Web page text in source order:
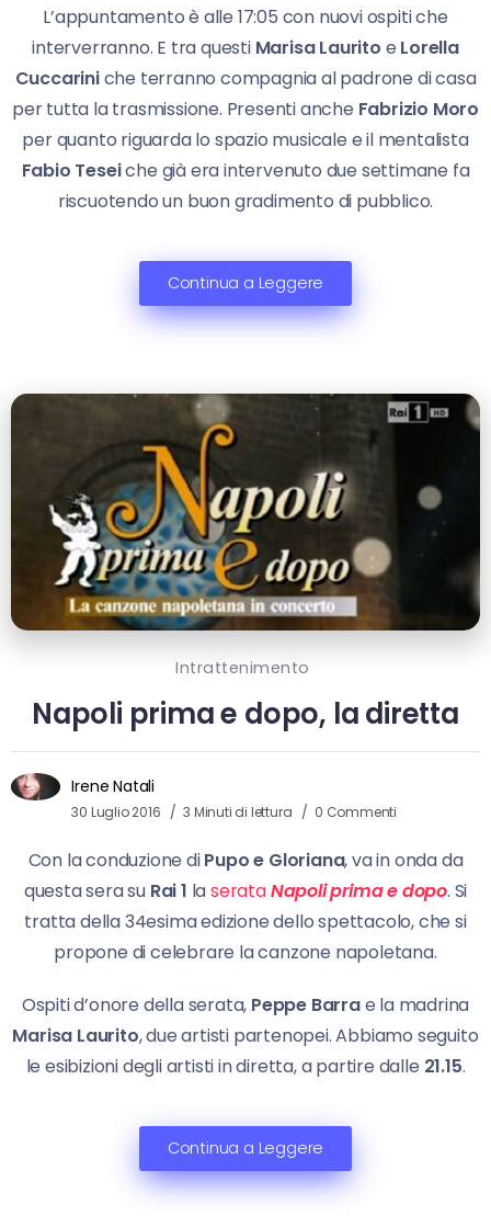
L’appuntamento è alle 17:05 con nuovi ospiti che
interverranno. E tra questi Marisa Laurito e Lorella
Cuccariniche terranno compagnia al padrone di casa
per tutta la trasmissione. Presenti anche Fabrizio Moro
per quanto riguarda lo spazio musicale e il mentalista
Fabio Teseiche già era intervenuto due settimane fa
riscuotendo un buon gradimento di pubblico.
Continua a Leggere
Intrattenimento
Napoli prima e dopo, la diretta
Irene Natali
30 Luglio 2016 3 Minuti di lettura 0 Commenti
Con la conduzione diPupo e Gloriana, va in onda da
questa sera su Rai 1 laserataNapoli prima e dopo. Si
tratta della 34esima edizione dello spettacolo, che si
propone di celebrare la canzone napoletana.
Ospiti d’onore della serata, Peppe Barrae la madrina
Marisa Laurito, due artisti partenopei. Abbiamo seguito
le esibizioni degli artisti in diretta, a partire dalle 21.15.
Continua a Leggere